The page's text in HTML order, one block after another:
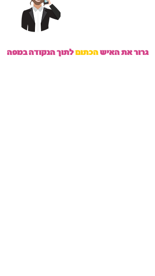
גרור את האישהכתוםלתוך הנקודה במפה